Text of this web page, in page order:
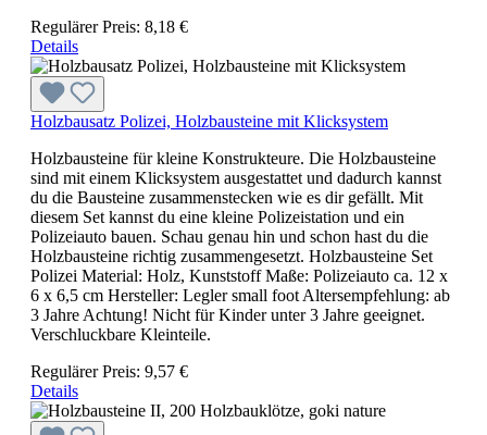
Regulärer Preis: 8,18 €
Details
Holzbausatz Polizei, Holzbausteine mit Klicksystem
Holzbausteine für kleine Konstrukteure. Die Holzbausteine
sind mit einem Klicksystem ausgestattet und dadurch kannst
du die Bausteine zusammenstecken wie es dir gefällt. Mit
diesem Set kannst du eine kleine Polizeistation und ein
Polizeiauto bauen. Schau genau hin und schon hast du die
Holzbausteine richtig zusammengesetzt. Holzbausteine Set
Polizei Material: Holz, Kunststoff Maße: Polizeiauto ca. 12 x
6 x 6,5 cm Hersteller: Legler small foot Altersempfehlung: ab
3 Jahre Achtung! Nicht für Kinder unter 3 Jahre geeignet.
Verschluckbare Kleinteile.
Regulärer Preis: 9,57 €
Details